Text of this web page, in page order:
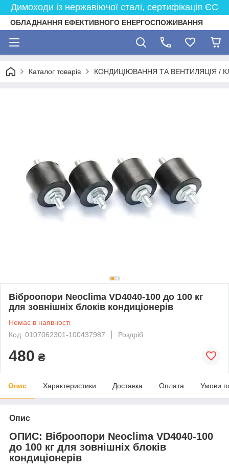
Димоходи із нержавіючої сталі, сертифікація ЄС
ОБЛАДНАННЯ ЕФЕКТИВНОГО ЕНЕРГОСПОЖИВАННЯ
Каталог товарів КОНДИЦІЮВАННЯ ТА ВЕНТИЛЯЦІЯ /
Віброопори Neoclima VD4040-100 до 100 кг
для зовнішніх блоків кондиціонерів
Немає в наявності
Код: 0107062301-100437987
Роздріб
480 ₴
Опис Характеристики Доставка Оплата Умови
Опис
ОПИС: Віброопори Neoclima VD4040-100
до 100 кг для зовнішніх блоків
кондиціонерів